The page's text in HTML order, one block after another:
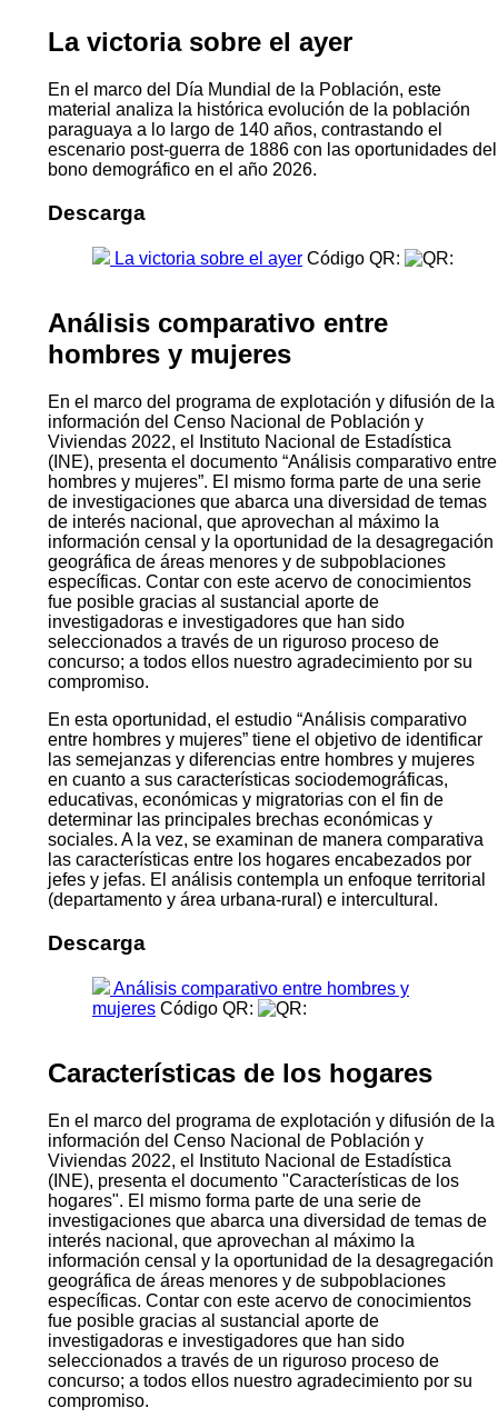
La victoria sobre el ayer
En el marco del Día Mundial de la Población, este
material analiza la histórica evolución de la población
paraguaya a lo largo de 140 años, contrastando el
escenario post-guerra de 1886 con las oportunidades del
bono demográfico en el año 2026.
Descarga
La victoria sobre el ayer Código QR:
Análisis comparativo entre
hombres y mujeres
En el marco del programa de explotación y difusión de la
información del Censo Nacional de Población y
Viviendas 2022, el Instituto Nacional de Estadística
(INE), presenta el documento “Análisis comparativo entre
hombres y mujeres”. El mismo forma parte de una serie
de investigaciones que abarca una diversidad de temas
de interés nacional, que aprovechan al máximo la
información censal y la oportunidad de la desagregación
geográfica de áreas menores y de subpoblaciones
específicas. Contar con este acervo de conocimientos
fue posible gracias al sustancial aporte de
investigadoras e investigadores que han sido
seleccionados a través de un riguroso proceso de
concurso; a todos ellos nuestro agradecimiento por su
compromiso.
En esta oportunidad, el estudio “Análisis comparativo
entre hombres y mujeres” tiene el objetivo de identificar
las semejanzas y diferencias entre hombres y mujeres
en cuanto a sus características sociodemográficas,
educativas, económicas y migratorias con el fin de
determinar las principales brechas económicas y
sociales. A la vez, se examinan de manera comparativa
las características entre los hogares encabezados por
jefes y jefas. El análisis contempla un enfoque territorial
(departamento y área urbana-rural) e intercultural.
Descarga
Análisis comparativo entre hombres y
mujeres Código QR:
Características de los hogares
En el marco del programa de explotación y difusión de la
información del Censo Nacional de Población y
Viviendas 2022, el Instituto Nacional de Estadística
(INE), presenta el documento "Características de los
hogares". El mismo forma parte de una serie de
investigaciones que abarca una diversidad de temas de
interés nacional, que aprovechan al máximo la
información censal y la oportunidad de la desagregación
geográfica de áreas menores y de subpoblaciones
específicas. Contar con este acervo de conocimientos
fue posible gracias al sustancial aporte de
investigadoras e investigadores que han sido
seleccionados a través de un riguroso proceso de
concurso; a todos ellos nuestro agradecimiento por su
compromiso.